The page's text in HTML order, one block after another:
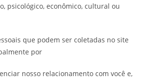
psicológico, econômico, cultural ou
que podem ser coletadas no site
por
nosso relacionamento com você e,